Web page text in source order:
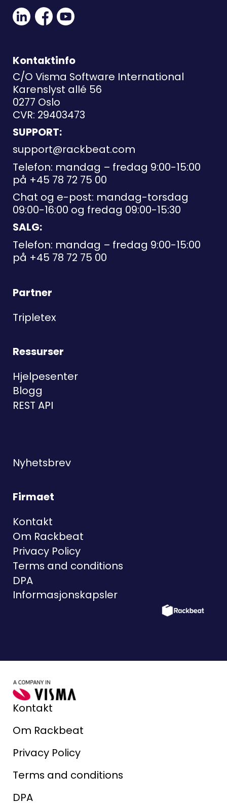
Linkedin
Social
Link
Facebook
Social
Link
Youtube
Link
Kontaktinfo
C/O Visma Software International
Karenslyst allé 56
0277 Oslo
CVR: 29403473
SUPPORT:
support@rackbeat.com
Telefon: mandag – fredag 9:00-15:00
på +45 78 72 75 00
Chat og e-post: mandag-torsdag
09:00-16:00 og fredag 09:00-15:30
SALG:
Telefon: mandag – fredag 9:00-15:00
på +45 78 72 75 00
Partner
Tripletex
Ressurser
Hjelpesenter
Blogg
REST API
Nyhetsbrev
Firmaet
Kontakt
Om Rackbeat
Privacy Policy
Terms and conditions
DPA
Informasjonskapsler
Kontakt
Om Rackbeat
Privacy Policy
Terms and conditions
DPA